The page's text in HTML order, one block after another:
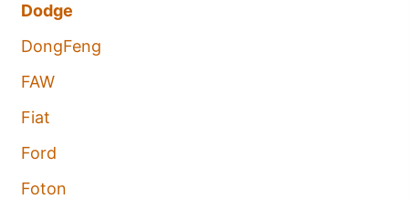
Dodge
DongFeng
FAW
Fiat
Ford
Foton